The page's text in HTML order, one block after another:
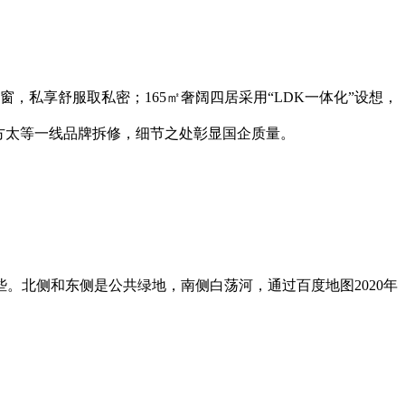
私享舒服取私密；165㎡奢阔四居采用“LDK一体化”设想，
等一线品牌拆修，细节之处彰显国企质量。
侧和东侧是公共绿地，南侧白荡河，通过百度地图2020年